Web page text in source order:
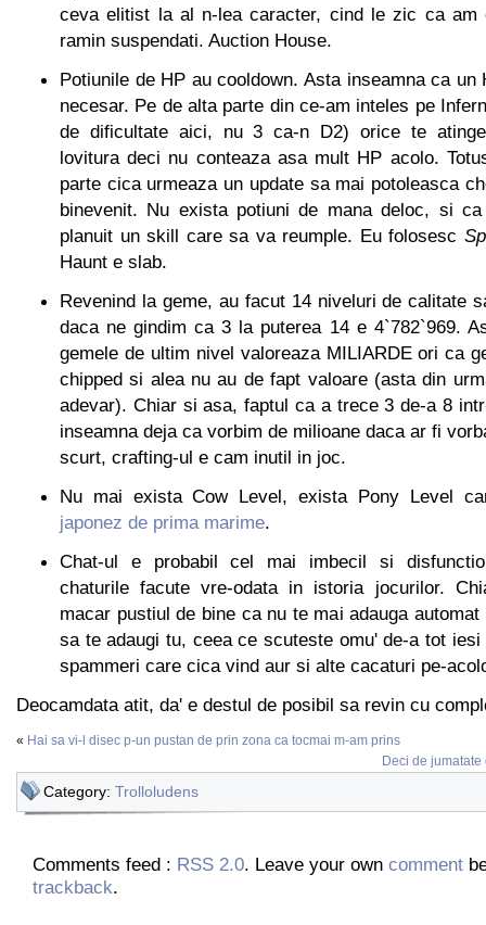
ceva elitist la al n-lea caracter, cind le zic ca am
ramin suspendati. Auction House.
Potiunile de HP au cooldown. Asta inseamna ca un
necesar. Pe de alta parte din ce-am inteles pe
de dificultate aici, nu 3 ca-n D2) orice te
lovitura deci nu conteaza asa mult HP acolo.
parte cica urmeaza un update sa mai potoleasca
binevenit. Nu exista potiuni de mana deloc, si
planuit un skill care sa va reumple. Eu folosesc
Haunt e slab.
Revenind la geme, au facut 14 niveluri de calitate
daca ne gindim ca 3 la puterea 14 e 4`782`969.
gemele de ultim nivel valoreaza MILIARDE ori ca
chipped si alea nu au de fapt valoare (asta din
adevar). Chiar si asa, faptul ca a trece 3 de-a 8
inseamna deja ca vorbim de milioane daca ar fi
scurt, crafting-ul e cam inutil in joc.
Nu mai exista Cow Level, exista Pony Level
japonez de prima marime.
Chat-ul e probabil cel mai imbecil si
chaturile facute vre-odata in istoria jocurilor.
macar pustiul de bine ca nu te mai adauga
sa te adaugi tu, ceea ce scuteste omu' de-a tot
spammeri care cica vind aur si alte cacaturi pe-
Deocamdata atit, da' e destul de posibil sa revin cu
« Hai sa vi-l disec p-un pustan de prin zona ca tocmai m-am prins
Deci de
Category: Trolloludens
Comments feed : RSS 2.0. Leave your own comment
trackback.